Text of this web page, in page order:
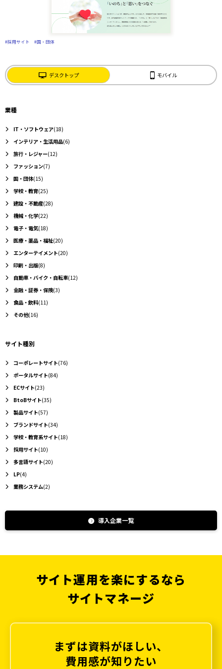
#採用サイト #国・団体
デスクトップ モバイル
業種
IT・ソフトウェア(18)
インテリア・生活用品(6)
旅行・レジャー(12)
ファッション(7)
国・団体(15)
学校・教育(25)
建設・不動産(28)
機械・化学(22)
電子・電気(18)
医療・薬品・福祉(20)
エンターテイメント(20)
印刷・出版(8)
自動車・バイク・自転車(12)
金融・証券・保険(3)
食品・飲料(11)
その他(16)
サイト種別
コーポレートサイト(76)
ポータルサイト(84)
ECサイト(23)
BtoBサイト(35)
製品サイト(57)
ブランドサイト(34)
学校・教育系サイト(18)
採用サイト(10)
多言語サイト(20)
LP(4)
業務システム(2)
導入企業一覧
サイト運用を楽にするなら
サイトマネージ
まずは資料がほしい、
費用感が知りたい